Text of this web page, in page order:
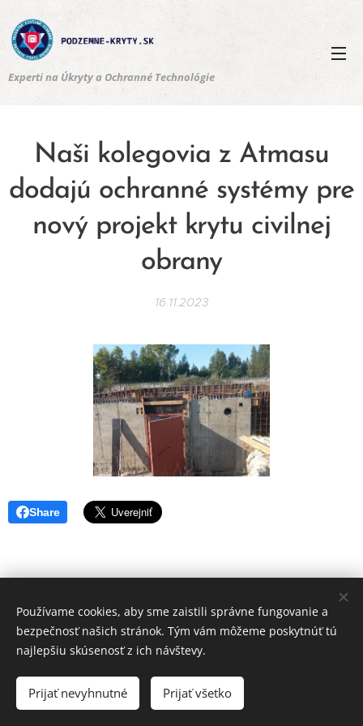
Experti na Úkryty a Ochranné Technológie
Naši kolegovia z Atmasu
dodajú ochranné systémy pre
nový projekt krytu civilnej
obrany
16.11.2023
Share
NSA SR s.r.o., Arm. gen. Svobododu 6460 / 28, 080 01 Prešov
Cenník služieb
Vytvorené službouWebnode
Používame cookies, aby sme zaistili správne fungovanie a
bezpečnosť našich stránok. Tým vám môžeme poskytnúť tú
najlepšiu skúsenosť z ich návštevy.
Prijať nevyhnutné Prijať všetko